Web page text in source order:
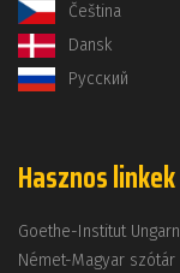
Čeština
Dansk
Русский
Hasznos linkek
Goethe-Institut Ungarn
Német-Magyar szótár